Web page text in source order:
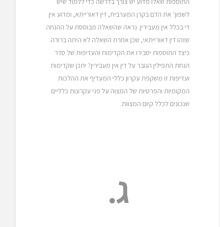
לשפוך את הדם בקרן המערבית, דין דאורייתא, ומדוע אין
די בכלל אין מעבירין. נראה שהשאלה מבוססת על ההנחה
שזהו דין דאורייתאי, שכן אחרת השאלה לא היתה ברורה.
כיצד התוספות יסבירו את הקדימות והעדיפות של סדר
הנחת התפילין הגובר על דין אין מעבירין? יתכן שקדימות
ועדיפות זו משקפת עקרון כללי המעדיף את ההלכות
המקומיות והפרטיות של המצוה על פני עקרונות כלליים
שנכונים לכלל קיום המצוות.
ג.